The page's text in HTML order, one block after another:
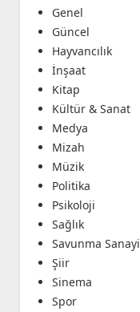
Genel
Güncel
Hayvancılık
İnşaat
Kitap
Kültür & Sanat
Medya
Mizah
Müzik
Politika
Psikoloji
Sağlık
Savunma Sanayi
Şiir
Sinema
Spor